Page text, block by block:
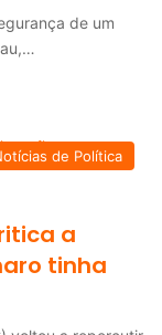
de um
de Política
a
tinha